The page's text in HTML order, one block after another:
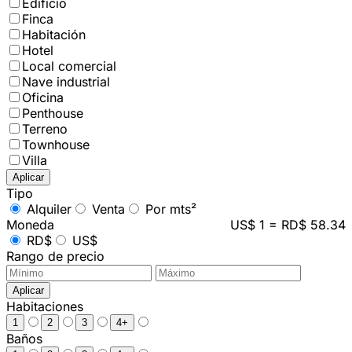
Finca
Habitación
Hotel
Local comercial
Nave industrial
Oficina
Penthouse
Terreno
Townhouse
Villa
Aplicar
Tipo
Alquiler
Venta
Por mts²
Moneda
US$ 1 = RD$ 58.34
RD$
US$
Rango de precio
Aplicar
Habitaciones
1 2 3 4+
Baños